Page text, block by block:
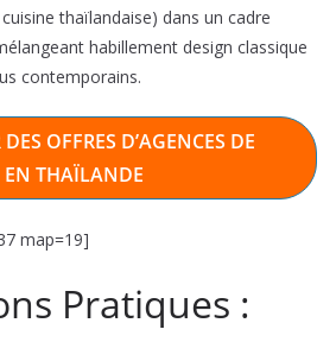
thaïlandaise) dans un cadre
habillement design classique
contemporains.
OFFRES D’AGENCES DE
EN THAÏLANDE
map=19]
Pratiques :